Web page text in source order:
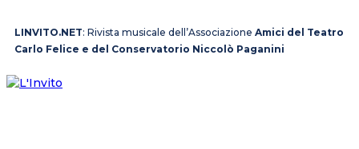
LINVITO.NET: Rivista musicale dell’Associazione Amici del Teatro
Carlo Felice e del Conservatorio Niccolò Paganini